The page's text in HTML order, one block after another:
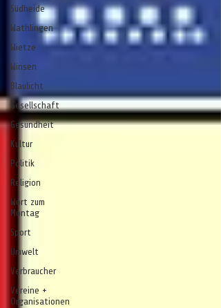
Südheide
Wathlingen
Wietze
Winsen
Blaulicht
Gesellschaft
Gesundheit
Kultur
Politik
Religion
Wort zum
Montag
Sport
Umwelt
Verbraucher
Vereine +
Organisationen